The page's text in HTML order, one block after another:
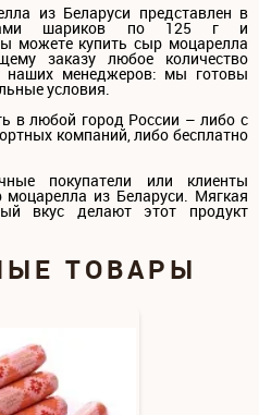
из Беларуси представлен в
шариков по 125 г и
можете купить сыр моцарелла
заказу любое количество
наших менеджеров: мы готовы
условия.
в любой город России – либо с
компаний, либо бесплатно
покупатели или клиенты
из Беларуси. Мягкая
вкус делают этот продукт
ТОВАРЫ